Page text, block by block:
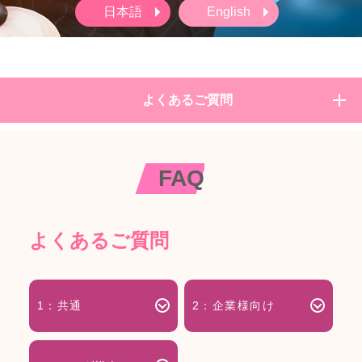
日本語 English
よくあるご質問
FAQ
よくあるご質問
1：共通 2：企業様向け